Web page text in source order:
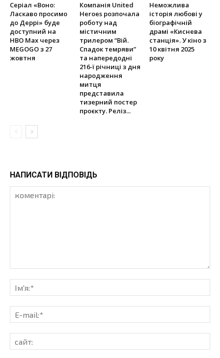
Серіал «Воно:
Ласкаво просимо
до Деррі» буде
доступний на
HBO Max через
MEGOGO з 27
жовтня
Компанія United
Heroes розпочала
роботу над
містичним
трилером “Вій.
Спадок темряви”
та напередодні
216-ї річниці з дня
народження
митця
представила
тизерний постер
проєкту. Реліз...
Неможлива
історія любові у
біографічній
драмі «Киснева
станція». У кіно з
10 квітня 2025
року
НАПИСАТИ ВІДПОВІДЬ